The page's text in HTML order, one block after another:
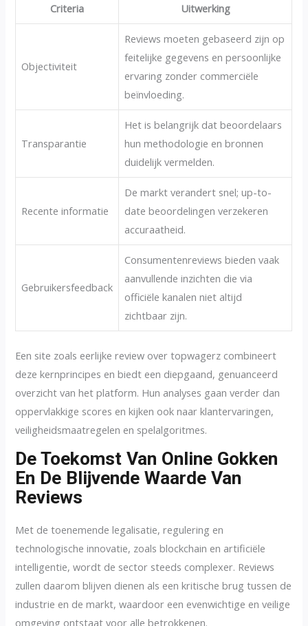
Criteria Uitwerking
Objectiviteit
Reviews moeten gebaseerd zijn op
feitelijke gegevens en persoonlijke
ervaring zonder commerciële
beïnvloeding.
Transparantie
Het is belangrijk dat beoordelaars
hun methodologie en bronnen
duidelijk vermelden.
Recente informatie
De markt verandert snel; up-to-
date beoordelingen verzekeren
accuraatheid.
Gebruikersfeedback
Consumentenreviews bieden vaak
aanvullende inzichten die via
officiële kanalen niet altijd
zichtbaar zijn.
Een site zoals eerlijke review over topwagerz combineert
deze kernprincipes en biedt een diepgaand, genuanceerd
overzicht van het platform. Hun analyses gaan verder dan
oppervlakkige scores en kijken ook naar klantervaringen,
veiligheidsmaatregelen en spelalgoritmes.
De Toekomst Van Online Gokken
En De Blijvende Waarde Van
Reviews
Met de toenemende legalisatie, regulering en
technologische innovatie, zoals blockchain en artificiële
intelligentie, wordt de sector steeds complexer. Reviews
zullen daarom blijven dienen als een kritische brug tussen de
industrie en de markt, waardoor een evenwichtige en veilige
omgeving ontstaat voor alle betrokkenen.